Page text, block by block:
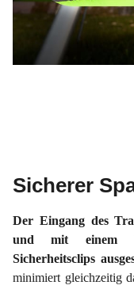
Sicherer
Der Eingang des
und mit einem
Sicherheitsclips
minimiert gleichzeitig